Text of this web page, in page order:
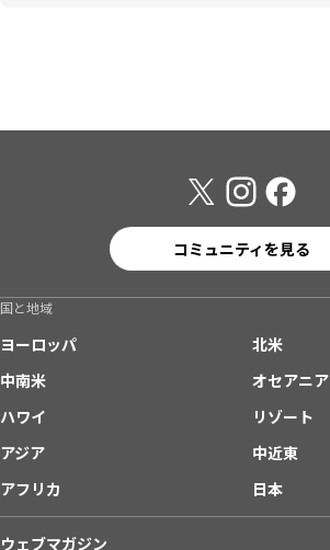
コミュニティを見る
国と地域
ヨーロッパ
北米
中南米
オセアニア
ハワイ
リゾート
アジア
中近東
アフリカ
日本
ウェブマガジン